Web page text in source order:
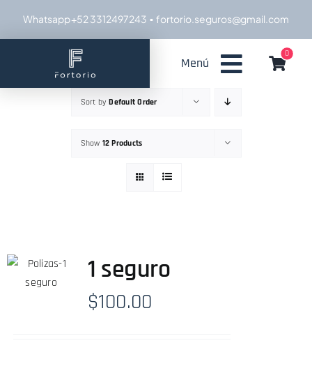
Whatsapp +52 3312497243 ▪ fortorio.seguros@gmail.com
Menú
0
Sort byDefault Order
Show 12 Products
1 seguro
$100.00